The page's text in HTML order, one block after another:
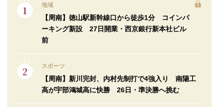
地域
【周南】徳山駅新幹線口から徒歩1分 コインパ
ーキング新設 27日開業・西京銀行新本社ビル
前
スポーツ
【周南】新川完封、内村先制打で4強入り 南陽工
高が宇部鴻城高に快勝 26日・準決勝へ挑む